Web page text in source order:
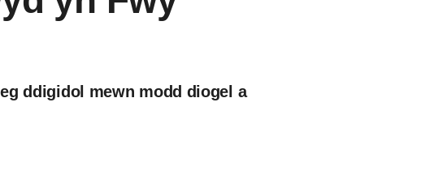
ddigidol mewn modd diogel a